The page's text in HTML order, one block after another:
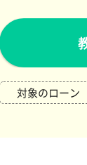
対象のローン